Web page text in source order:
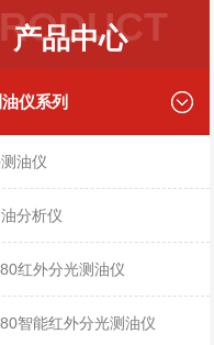
产品中心
仪系列
油仪
分析仪
红外分光测油仪
智能红外分光测油仪